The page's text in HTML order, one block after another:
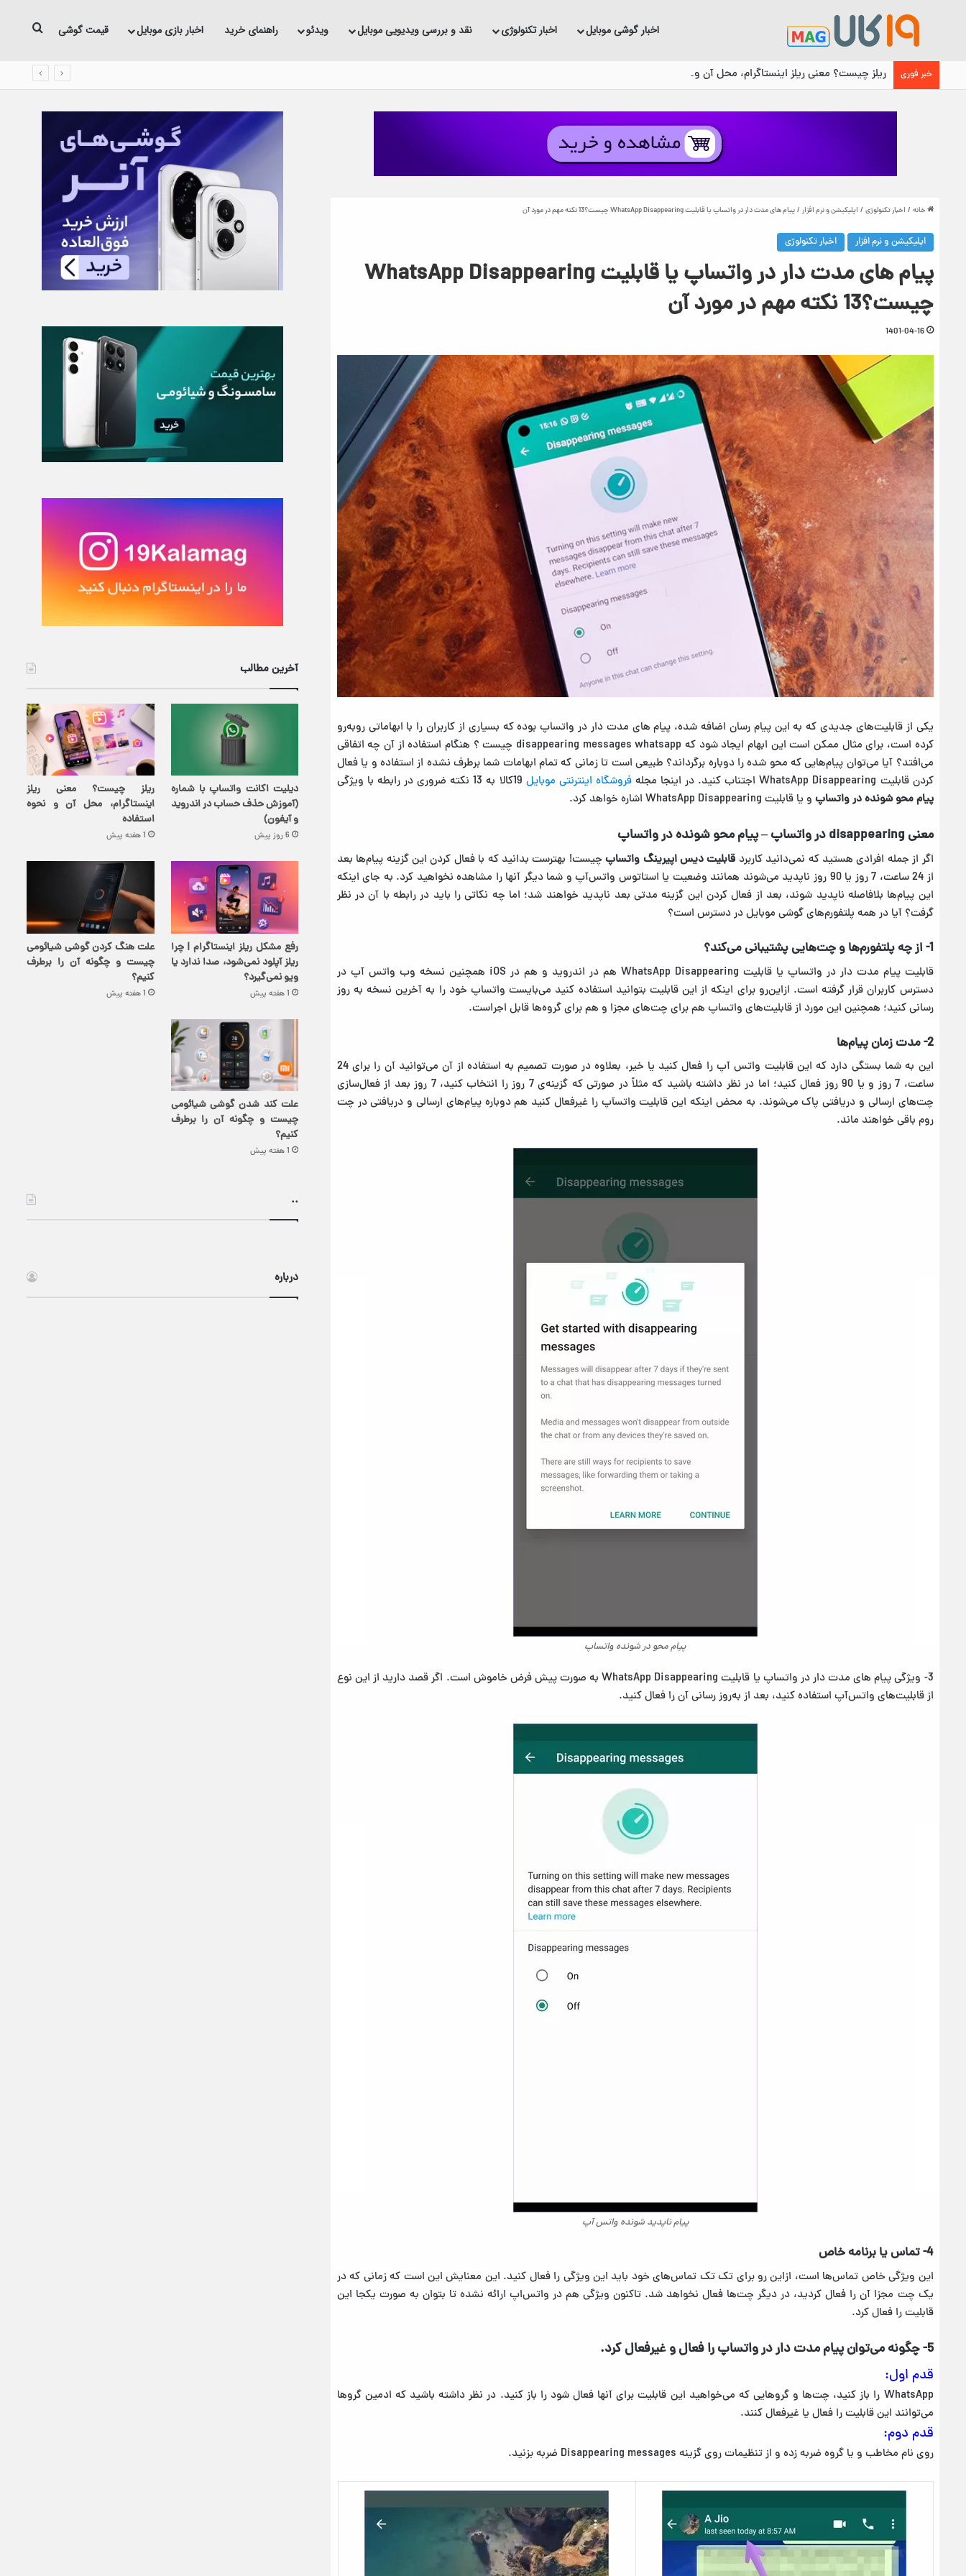
اخبار گوشی موبایل اخبار تکنولوژی نقد و بررسی ویدیویی موبایل ویدئو راهنمای خرید اخبار بازی موبایل قیمت گوشی
خبر فوری ریلز چیست؟ معنی ریلز اینستاگرام، محل آن و نحوه استفاده
خانه / اخبار تکنولوژی / اپلیکیشن و نرم افزار / پیام های مدت دار در واتساپ یا قابلیت WhatsApp Disappearing چیست؟13 نکته مهم در مورد آن
اپلیکیشن و نرم افزار اخبار تکنولوژی
پیام های مدت دار در واتساپ یا قابلیت WhatsApp Disappearing
چیست؟13 نکته مهم در مورد آن
1401-04-16
یکی از قابلیت‌‌های جدیدی که به این پیام رسان اضافه شده، پیام های مدت دار در واتساپ بوده که بسیاری از کاربران را با ابهاماتی روبه‌رو
کرده است، برای مثال ممکن است این ابهام ایجاد شود که disappearing messages whatsapp چیست ؟ هنگام استفاده از آن چه اتفاقی
می‌افتد؟ آیا می‌توان پیام‌هایی که محو شده را دوباره برگرداند؟ طبیعی است تا زمانی که تمام ابهامات شما برطرف نشده از استفاده و یا فعال
کردن قابلیت WhatsApp Disappearing اجتناب کنید. در اینجا مجله
فروشگاه اینترنتی موبایل
پیام محو شونده در واتساپ و یا قابلیت WhatsApp Disappearing اشاره خواهد کرد.
معنی disappearing در واتساپ – پیام محو شونده در واتساپ
اگر از جمله افرادی هستید که نمی‌دانید کاربرد قابلیت دیس اپیرینگ واتساپچیست! بهترست بدانید که با فعال کردن این گزینه پیام‌ها بعد
از 24 ساعت، 7 روز یا 90 روز ناپدید می‌شوند همانند وضعیت یا استاتوس واتس‌آپ و شما دیگر آنها را مشاهده نخواهید کرد. به جای اینکه
این پیام‌ها بلافاصله ناپدید شوند، بعد از فعال کردن این گزینه مدتی بعد ناپدید خواهند شد؛ اما چه نکاتی را باید در رابطه با آن در نظر
گرفت؟ آیا در همه پلتفورم‌های گوشی موبایل در دسترس است؟
1- از چه پلتفورم‌‌ها و چت‌هایی پشتیبانی می‌کند؟
قابلیت پیام مدت دار در واتساپ یا قابلیت WhatsApp Disappearing هم در اندروید و هم در iOS همچنین نسخه وب واتس آپ در
دسترس کاربران قرار گرفته است. از‌این‌رو برای اینکه از این قابلیت بتوانید استفاده کنید می‌بایست واتساپ خود را به آخرین نسخه به روز
رسانی کنید؛ همچنین این مورد از قابلیت‌های واتساپ هم برای چت‌های مجزا و هم برای گروه‌ها قابل اجراست.
2- مدت زمان پیام‌ها
این به شما بستگی دارد که این قابلیت واتس آپ را فعال کنید یا خیر، بعلاوه در صورت تصمیم به استفاده از آن می‌توانید آن را برای 24
ساعت، 7 روز و یا 90 روز فعال کنید؛ اما در نظر داشته باشید که مثلاً در صورتی که گزینه‌ی 7 روز را انتخاب کنید، 7 روز بعد از فعال‌سازی
چت‌های ارسالی و دریافتی پاک می‌شوند. به محض اینکه این قابلیت واتس‍آپ را غیرفعال کنید هم دوباره پیام‌های ارسالی و دریافتی در چت
روم باقی خواهند ماند.
پیام محو در شونده واتساپ
3- ویژگی پیام های مدت دار در واتساپ یا قابلیت WhatsApp Disappearing به صورت پیش فرض خاموش است. اگر قصد دارید از این نوع
از قابلیت‌های واتس‌آپ استفاده کنید، بعد از به‌روز رسانی آن را فعال کنید.
پیام ناپدید شونده واتس آپ
4- تماس یا برنامه خاص
این ویژگی خاص تماس‌ها است، از‌این رو برای تک تک تماس‌های خود باید این ویژگی را فعال کنید. این معنایش این است که زمانی که در
یک چت مجزا آن را فعال کردید، در دیگر چت‌ها فعال نخواهد شد. تاکنون ویژگی هم در واتس‌اپ ارائه نشده تا بتوان به صورت یکجا این
قابلیت را فعال کرد.
5- چگونه می‌توان پیام مدت دار در واتساپ را فعال و غیرفعال کرد.
قدم اول:
WhatsApp را باز کنید، چت‌ها و گروهایی که می‌خواهید این قابلیت برای آنها فعال شود را باز کنید. در نظر داشته باشید که ادمین گروها
می‌توانند این قابلیت را فعال یا غیر‌فعال کنند.
قدم دوم:
روی نام مخاطب و یا گروه ضربه زده و از تنظیمات روی گزینه Disappearing messages ضربه بزنید.
آخرین مطالب
دیلیت اکانت واتساپ با شماره
(آموزش حذف حساب در اندروید
و آیفون)
6 روز پیش
ریلز چیست؟ معنی ریلز
اینستاگرام، محل آن و نحوه
استفاده
1 هفته پیش
رفع مشکل ریلز اینستاگرام | چرا
ریلز آپلود نمی‌شود، صدا ندارد یا
ویو نمی‌گیرد؟
1 هفته پیش
علت هنگ کردن گوشی شیائومی
چیست و چگونه آن را برطرف
کنیم؟
1 هفته پیش
علت کند شدن گوشی شیائومی
چیست و چگونه آن را برطرف
کنیم؟
1 هفته پیش
..
درباره